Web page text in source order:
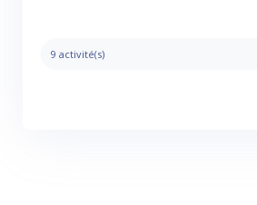
9 activité(s)